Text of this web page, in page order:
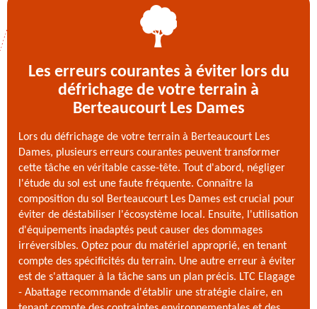
Les erreurs courantes à éviter lors du
défrichage de votre terrain à
Berteaucourt Les Dames
Lors du défrichage de votre terrain à Berteaucourt Les
Dames, plusieurs erreurs courantes peuvent transformer
cette tâche en véritable casse-tête. Tout d'abord, négliger
l'étude du sol est une faute fréquente. Connaître la
composition du sol Berteaucourt Les Dames est crucial pour
éviter de déstabiliser l'écosystème local. Ensuite, l'utilisation
d'équipements inadaptés peut causer des dommages
irréversibles. Optez pour du matériel approprié, en tenant
compte des spécificités du terrain. Une autre erreur à éviter
est de s'attaquer à la tâche sans un plan précis. LTC Elagage
- Abattage recommande d'établir une stratégie claire, en